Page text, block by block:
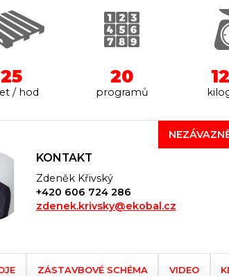
25
/ hod
20
programů
KONTAKT
Zdeněk Křivský
+420 606 724 286
zdenek.krivsky@ekobal.cz
ZÁSTAVBOVÉ SCHÉMA VIDEO